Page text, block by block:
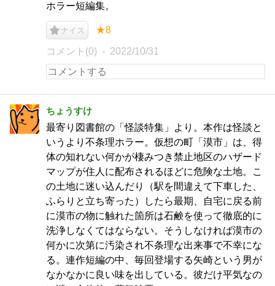
ホラー短編集。
ナイス ★8
コメント(0) 2022/10/31
ちょうすけ
最寄り図書館の「怪談特集」より。本作は怪談と
いうより不条理ホラー。仮想の町「漠市」は、得
体の知れない何かが棲みつき禁止地区のハザード
マップが住人に配布されるほどに危険な土地。こ
の土地に迷い込んだり（駅を間違えて下車した、
ふらりと立ち寄った）したら最期、自宅に戻る前
に漠市の物に触れた箇所は石鹸を使って徹底的に
洗浄しなくてはならない。そうしなければ漠市の
何かに次第に汚染され不条理な出来事で不幸にな
る。連作短編の中、毎回登場する矢崎という男が
なかなかに良い味を出している。彼だけ平気なの